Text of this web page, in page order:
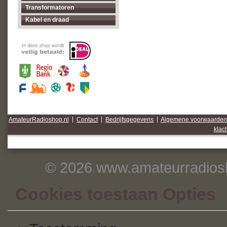
Transformatoren
Kabel en draad
AmateurRadioshop.nl Contact Bedrijfsgegevens
Algemene voorwaarden
© 2026
Cookies toestaan Opties